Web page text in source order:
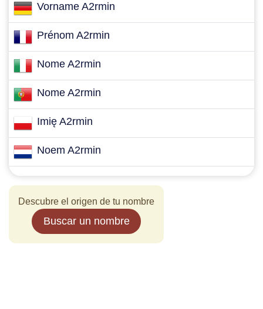
Vorname A2rmin
Prénom A2rmin
Nome A2rmin
Nome A2rmin
Imię A2rmin
Noem A2rmin
Descubre el origen de tu nombre
Buscar un nombre